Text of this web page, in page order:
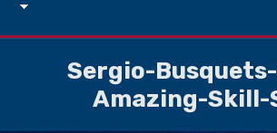
Sergio-
Amazing-Skill-